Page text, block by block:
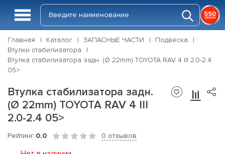
Главная Каталог ЗАПАСНЫЕ ЧАСТИ
Подвеска
Втулки стабилизатора
Втулка стабилизатора задн. (Ø 22mm) TOYOTA RAV 4 III 2.0-2.4
05>
Втулка стабилизатора задн.
(Ø 22mm) TOYOTA RAV 4 III
2.0-2.4 05>
Рейтинг 0.0 0 отзывов